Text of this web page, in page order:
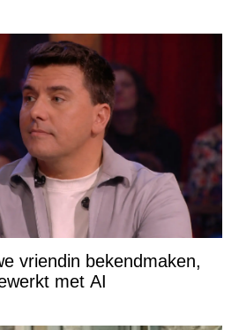
vriendin bekendmaken,
met AI